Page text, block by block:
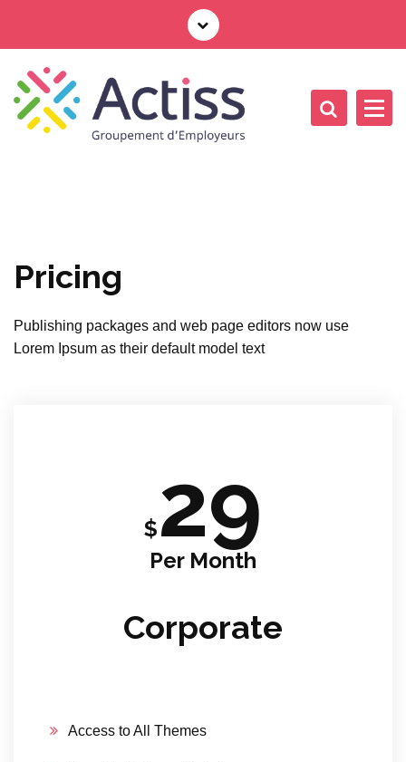
Pricing
Publishing packages and web page editors now use
Lorem Ipsum as their default model text
$29
Per Month
Corporate
Access to All Themes